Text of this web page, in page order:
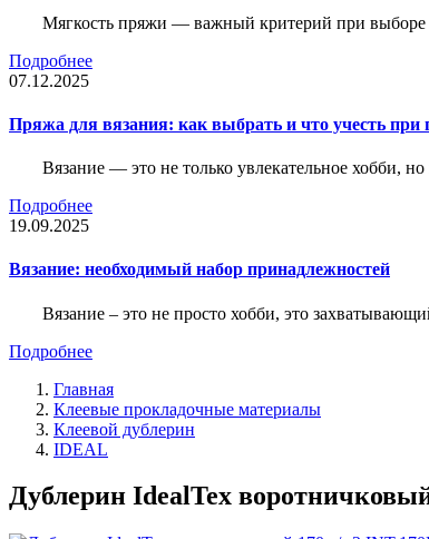
Мягкость пряжи — важный критерий при выборе
Подробнее
07.12.2025
Пряжа для вязания: как выбрать и что учесть при
Вязание — это не только увлекательное хобби,
Подробнее
19.09.2025
Вязание: необходимый набор принадлежностей
Вязание – это не просто хобби, это
Подробнее
Главная
Клеевые прокладочные материалы
Клеевой дублерин
IDEAL
Дублерин IdealTex